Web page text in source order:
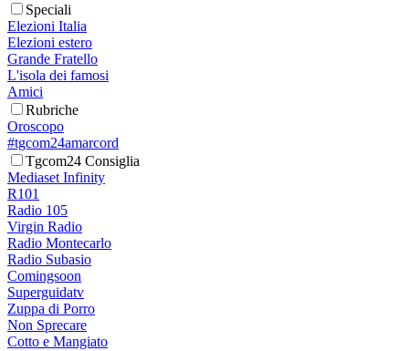
Speciali
Elezioni Italia
Elezioni estero
Grande Fratello
L'isola dei famosi
Amici
Rubriche
Oroscopo
#tgcom24amarcord
Tgcom24 Consiglia
Mediaset Infinity
R101
Radio 105
Virgin Radio
Radio Montecarlo
Radio Subasio
Comingsoon
Superguidatv
Zuppa di Porro
Non Sprecare
Cotto e Mangiato